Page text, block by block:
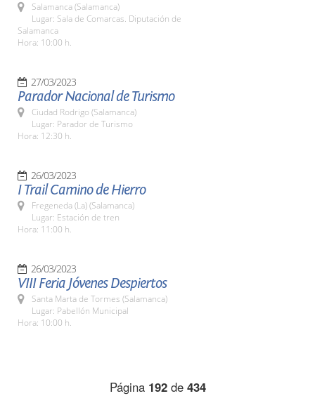
Salamanca (Salamanca)
Lugar: Sala de Comarcas. Diputación de
Salamanca
Hora: 10:00 h.
27/03/2023
Parador Nacional de Turismo
Ciudad Rodrigo (Salamanca)
Lugar: Parador de Turismo
Hora: 12:30 h.
26/03/2023
I Trail Camino de Hierro
Fregeneda (La) (Salamanca)
Lugar: Estación de tren
Hora: 11:00 h.
26/03/2023
VIII Feria Jóvenes Despiertos
Santa Marta de Tormes (Salamanca)
Lugar: Pabellón Municipal
Hora: 10:00 h.
Página 192de 434